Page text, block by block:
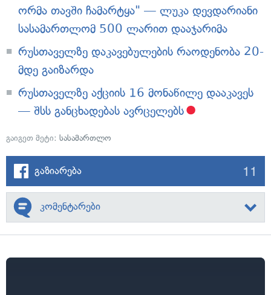
ორმა თავში ჩამარტყა" — ლუკა დევდარიანი
სასამართლომ 500 ლარით დააჯარიმა
რუსთაველზე დაკავებულების რაოდენობა 20-
მდე გაიზარდა
რუსთაველზე აქციის 16 მონაწილე დააკავეს
— შსს განცხადებას ავრცელებს
გაიგეთ მეტი: სასამართლო
გაზიარება 11
კომენტარები